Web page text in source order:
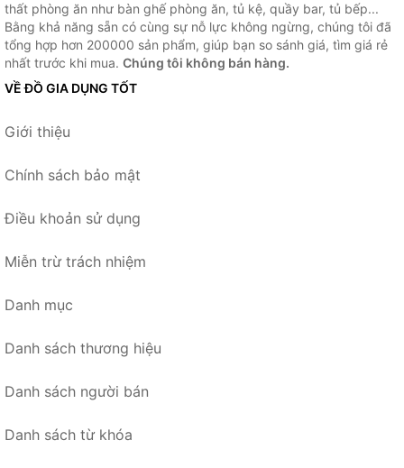
thất phòng ăn như bàn ghế phòng ăn, tủ kệ, quầy bar, tủ bếp...
Bằng khả năng sẵn có cùng sự nỗ lực không ngừng, chúng tôi đã
tổng hợp hơn 200000 sản phẩm, giúp bạn so sánh giá, tìm giá rẻ
nhất trước khi mua. Chúng tôi không bán hàng.
VỀ ĐỒ GIA DỤNG TỐT
Giới thiệu
Chính sách bảo mật
Điều khoản sử dụng
Miễn trừ trách nhiệm
Danh mục
Danh sách thương hiệu
Danh sách người bán
Danh sách từ khóa